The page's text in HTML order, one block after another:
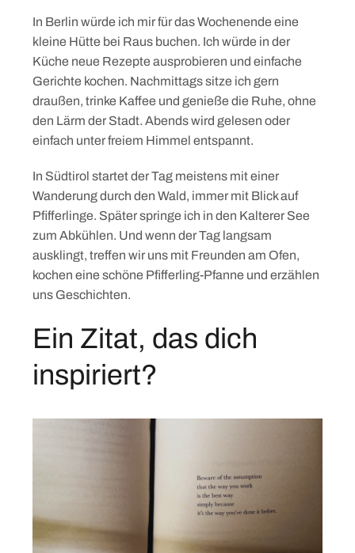
In Berlin würde ich mir für das Wochenende eine
kleine Hütte bei Raus buchen. Ich würde in der
Küche neue Rezepte ausprobieren und einfache
Gerichte kochen. Nachmittags sitze ich gern
draußen, trinke Kaffee und genieße die Ruhe, ohne
den Lärm der Stadt. Abends wird gelesen oder
einfach unter freiem Himmel entspannt.
In Südtirol startet der Tag meistens mit einer
Wanderung durch den Wald, immer mit Blick auf
Pfifferlinge. Später springe ich in den Kalterer See
zum Abkühlen. Und wenn der Tag langsam
ausklingt, treffen wir uns mit Freunden am Ofen,
kochen eine schöne Pfifferling-Pfanne und erzählen
uns Geschichten.
Ein Zitat, das dich
inspiriert?